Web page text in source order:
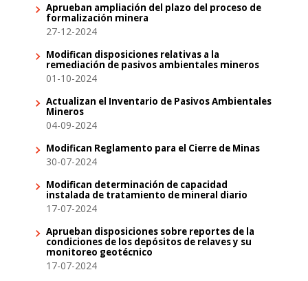
Aprueban ampliación del plazo del proceso de
formalización minera
27-12-2024
Modifican disposiciones relativas a la
remediación de pasivos ambientales mineros
01-10-2024
Actualizan el Inventario de Pasivos Ambientales
Mineros
04-09-2024
Modifican Reglamento para el Cierre de Minas
30-07-2024
Modifican determinación de capacidad
instalada de tratamiento de mineral diario
17-07-2024
Aprueban disposiciones sobre reportes de la
condiciones de los depósitos de relaves y su
monitoreo geotécnico
17-07-2024